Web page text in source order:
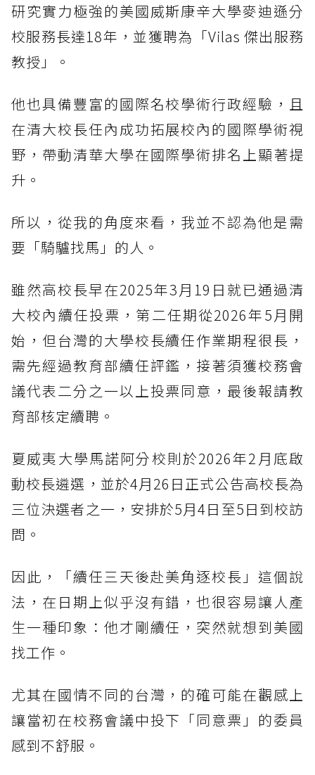
研究實力極強的美國威斯康辛大學麥迪遜分
校服務長達18年，並獲聘為「Vilas 傑出服務
教授」。
他也具備豐富的國際名校學術行政經驗，且
在清大校長任內成功拓展校內的國際學術視
野，帶動清華大學在國際學術排名上顯著提
升。
所以，從我的角度來看，我並不認為他是需
要「騎驢找馬」的人。
雖然高校長早在2025年3月19日就已通過清
大校內續任投票，第二任期從2026年5月開
始，但台灣的大學校長續任作業期程很長，
需先經過教育部續任評鑑，接著須獲校務會
議代表二分之一以上投票同意，最後報請教
育部核定續聘。
夏威夷大學馬諾阿分校則於2026年2月底啟
動校長遴選，並於4月26日正式公告高校長為
三位決選者之一，安排於5月4日至5日到校訪
問。
因此，「續任三天後赴美角逐校長」這個說
法，在日期上似乎沒有錯，也很容易讓人產
生一種印象：他才剛續任，突然就想到美國
找工作。
尤其在國情不同的台灣，的確可能在觀感上
讓當初在校務會議中投下「同意票」的委員
感到不舒服。